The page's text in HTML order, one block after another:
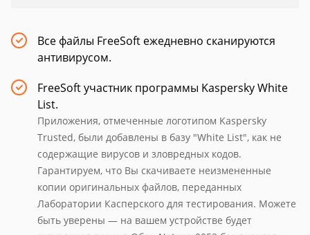
Все файлы FreeSoft ежедневно сканируются
антивирусом.
FreeSoft участник программы Kaspersky White
List.
Приложения, отмеченные логотипом Kaspersky
Trusted, были добавлены в базу "White List", как не
содержащие вирусов и зловредных кодов.
Гарантируем, что Вы скачиваете неизмененные
копии оригинальных файлов, переданных
Лаборатории Касперского для тестирования. Можете
быть уверены — на вашем устройстве будет